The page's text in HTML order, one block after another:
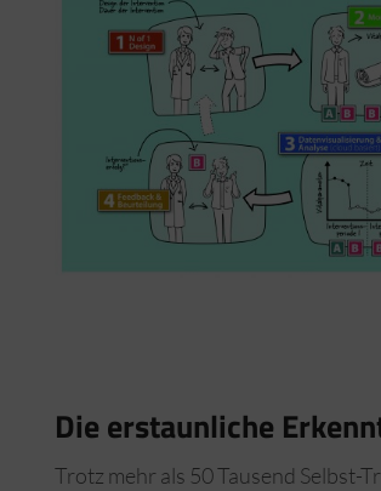
Die erstaunliche
Trotz mehr als 50 Tausend Selbst-